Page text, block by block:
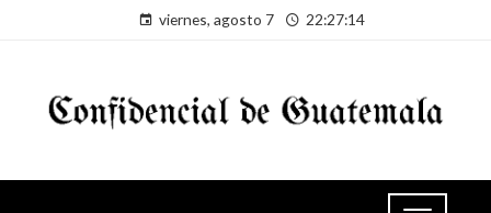
viernes, agosto 7 22:27:14